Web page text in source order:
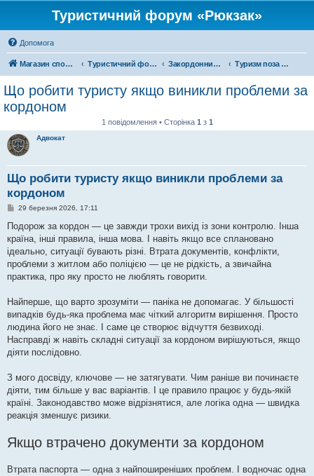
Туристичний форум «Рюкзак»
Допомога
Магазин спорядження Туристичний форум «Рюкзак» Закордонний туризм Туризм поза територією України
Що робити туристу якщо виникли проблеми за
кордоном
1 повідомлення • Сторінка 1 з 1
Адвокат
Що робити туристу якщо виникли проблеми за
кордоном
П
в
д
о
л
е
я
29 березня 2026, 17:11
Подорож за кордон — це завжди трохи вихід із зони контролю. Інша
країна, інші правила, інша мова. І навіть якщо все сплановано
ідеально, ситуації бувають різні. Втрата документів, конфлікти,
проблеми з житлом або поліцією — це не рідкість, а звичайна
практика, про яку просто не люблять говорити.
Найперше, що варто зрозуміти — паніка не допомагає. У більшості
випадків будь-яка проблема має чіткий алгоритм вирішення. Просто
людина його не знає. І саме це створює відчуття безвиході.
Насправді ж навіть складні ситуації за кордоном вирішуються, якщо
діяти послідовно.
З мого досвіду, ключове — не затягувати. Чим раніше ви починаєте
діяти, тим більше у вас варіантів. І це правило працює у будь-якій
країні. Законодавство може відрізнятися, але логіка одна — швидка
реакція зменшує ризики.
Якщо втрачено документи за кордоном
Втрата паспорта — одна з найпоширеніших проблем. І водночас одна